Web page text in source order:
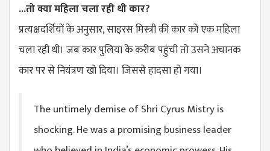
...तो क्या महिला चला रही थी कार?
प्रत्यक्षदर्शियों के अनुसार, साइरस मिस्त्री की कार को एक महिला
चला रही थी। जब कार पुलिया के करीब पहुंची तो उसने अचानक
कार पर से नियंत्रण खो दिया। जिससे हादसा हो गया।
The untimely demise of Shri Cyrus Mistry is
shocking. He was a promising business leader